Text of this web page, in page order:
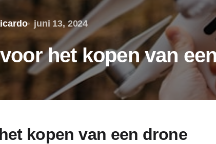
juni 13, 2024
het kopen van
kopen van een drone